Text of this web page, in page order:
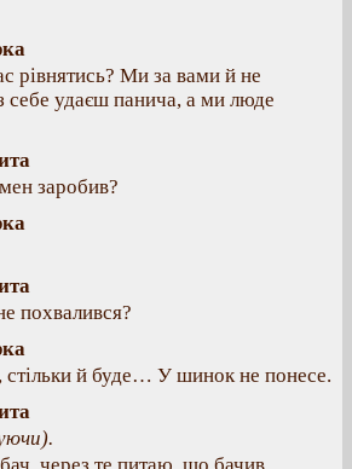
рівнятись? Ми за вами й не
себе удаєш панича, а ми люде
заробив?
похвалився?
стільки й буде… У шинок не понесе.